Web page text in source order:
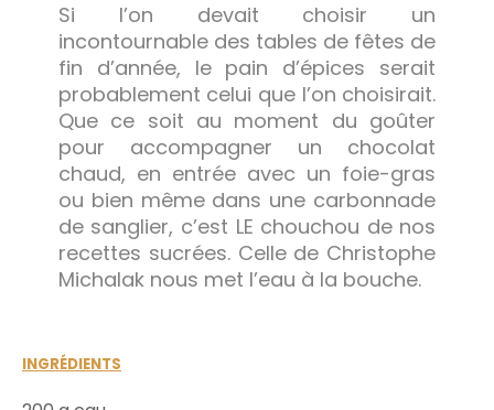
Si l’on devait choisir un
incontournable des tables de fêtes de
fin d’année, le pain d’épices serait
probablement celui que l’on choisirait.
Que ce soit au moment du goûter
pour accompagner un chocolat
chaud, en entrée avec un foie-gras
ou bien même dans une carbonnade
de sanglier, c’est LE chouchou de nos
recettes sucrées. Celle de Christophe
Michalak nous met l’eau à la bouche.
INGRÉDIENTS